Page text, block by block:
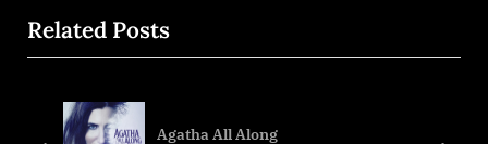
de
l’article
e
v
t
Related Posts
Agatha All Along